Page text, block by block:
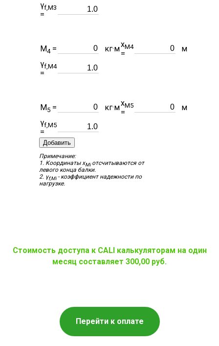
γf,M3
=
M4 = кг·мxM4
=
м
γf,M4
=
M5 = кг·мxM5
=
м
γf,M5
=
Добавить
Примечание:
1. Координаты xMiотсчитываются от
левого конца балки.
2. γf,Mi- коэффициент надежности по
нагрузке.
Стоимость доступа к CALI калькуляторам на один
месяц составляет 300,00 руб.
Перейти к оплате